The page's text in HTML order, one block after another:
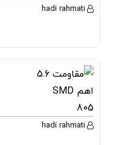
hadi rahmati
hadi rahmati